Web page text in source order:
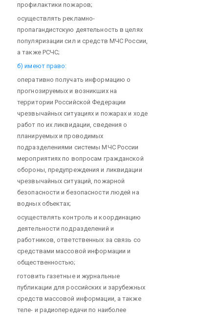
профилактики пожаров;
осуществлять рекламно-
пропагандистскую деятельность в целях
популяризации сил и средств МЧС России,
а также РСЧС;
б) имеют право:
оперативно получать информацию о
прогнозируемых и возникших на
территории Российской Федерации
чрезвычайных ситуациях и пожарах и ходе
работ по их ликвидации, сведения о
планируемых и проводимых
подразделениями системы МЧС России
мероприятиях по вопросам гражданской
обороны, предупреждения и ликвидации
чрезвычайных ситуаций, пожарной
безопасности и безопасности людей на
водных объектах;
осуществлять контроль и координацию
деятельности подразделений и
работников, ответственных за связь со
средствами массовой информации и
общественностью;
готовить газетные и журнальные
публикации для российских и зарубежных
средств массовой информации, а также
теле- и радиопередачи по наиболее